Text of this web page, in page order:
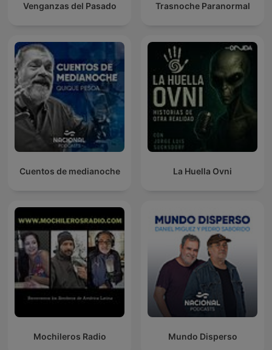
Venganzas del Pasado Trasnoche Paranormal
Cuentos de medianoche La Huella Ovni
Mochileros Radio Mundo Disperso